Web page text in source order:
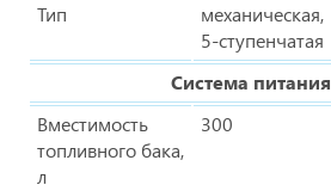
Тип
механическая,
5-ступенчатая
Система питания
Вместимость
топливного бака,
л
300